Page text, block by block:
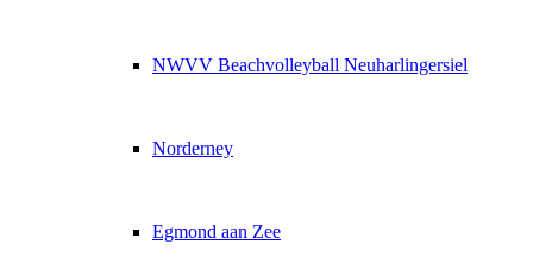
NWVV Beachvolleyball Neuharlingersiel
Norderney
Egmond aan Zee